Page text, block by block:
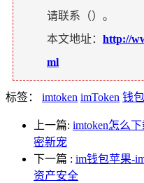
请联系（）。
本文地址： http://
ml
标签： imtoken imToken 钱包
上一篇: imtoken怎么
密新宠
下一篇 : im钱包苹果-
资产安全